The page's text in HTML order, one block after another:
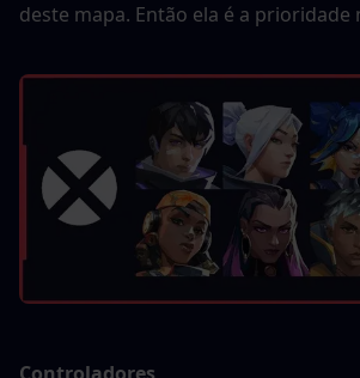
deste mapa. Então ela é a prioridade